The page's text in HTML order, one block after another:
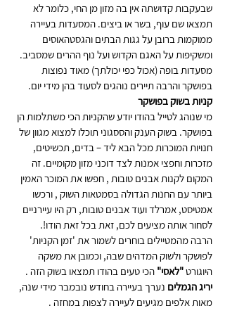
שבעקבות קדושתה אין בה מזון מן החי, כלומר לא
תמצאו שם עוף, בשר או ביצים. המסעדות בעיירה
ממוקמות ברובן על גגות הבתים והגסטהאוסים
ומשקיפות על האגם הקדוש ועל נוף ההרים שמסביב.
מסעדות בופה (אכול כפי יכולתך) מאוד נפוצות
בפושקר והרבה תיירים נוהגים לסעוד בהן מידי יום.
קניות בשוק בפושקר
מי שנוהג לטייל בהודו יודע שהקניות הכי משתלמות הן
בפושקר. בשוק הענק והססגוני תוכלו למצוא מגוון של
חנויות המוכרות מכל הבא ליד – בדים, תכשיטים,
מזכרות וחפצי אמנות לצד דוכני מזון מקומיים. זה
המקום לקנות אבנים טובות , חפשו את המוכר האמין
ביותר עם החנות הגדולה בסמטאות השוק , ורכשו
אמטיסט, אמרלד ועוד אבנים טובות, רק היו עיירניים
לסחור אותה מציעים לכם, זאת בכל זאת הודו!.
הרבה מהמטיילים בוחרים לשמור את 'זמן הקניות'
לפושקר ולשוק המדהים שבה, וכמובן את משקה
היוגורט "לאסי" הכי טעים בהודו תמצאו בשוק הזה .
יריג הגמלים נערך בעיירה בחודש נובמבר מידי שנה,
מאות אלפים מגיעים לעיירה לצפות במחזה .